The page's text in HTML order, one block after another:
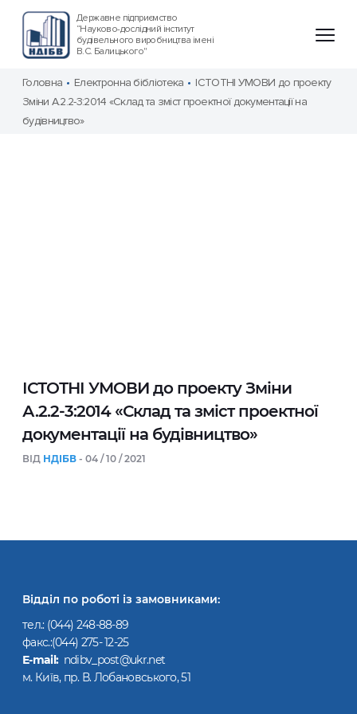
Державне підприємство
“Науково-дослідний інститут
будівельного виробництва імені
В.С. Балицького"
Головна Електронна бібліотека
ІСТОТНІ УМОВИ до проекту
Зміни А.2.2-3:2014 «Склад та зміст проектної документації на
будівництво»
ІСТОТНІ УМОВИ до проекту Зміни
А.2.2-3:2014 «Склад та зміст проектної
документації на будівництво»
ВІД НДІБВ - 04 / 10 / 2021
Відділ по роботі із замовниками:
тел.: (044) 248-88-89
факс.:(044) 275- 12-25
Е-mail: ndibv_post@ukr.net
м. Київ, пр. В. Лобановського, 51